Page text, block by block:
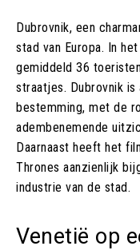
Dubrovnik, een
stad van Europa. In
gemiddeld 36
straatjes. Dubrovnik
bestemming, met de
adembenemende
Daarnaast heeft het
Thrones aanzienlijk
industrie van de stad.
Venetië op